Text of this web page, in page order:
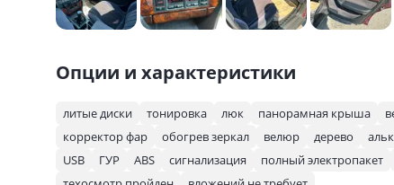
Опции и характеристики
литые диски тонировка люк панорамная крыша
корректор фар
обогрев зеркал велюр дерево
USB
ГУР ABS сигнализация полный электропакет